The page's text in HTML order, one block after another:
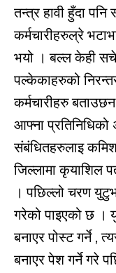
तन्त्र हावी हुँदा
कर्मचारीहरुल्रे
भयो । बल्ल केही
पल्केकाहरुको
कर्मचारीहरु
आफ्ना प्रतिनिधिको
संबंधितहरुलाइ
जिल्लामा कृयाशिल
। पछिल्लो चरण
गरेको पाइएको छ ।
बनाएर पोस्ट गर्ने ,
बनाएर पेश गर्ने गरे